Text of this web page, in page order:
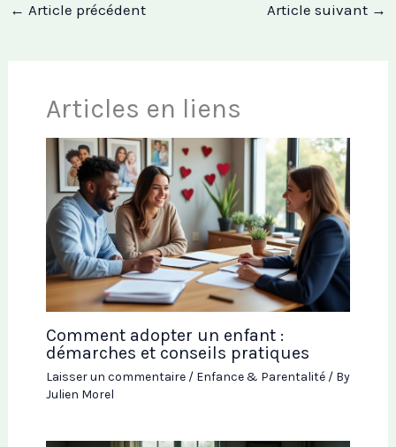
← Article précédent Article suivant →
Articles en liens
Comment adopter un enfant :
démarches et conseils pratiques
Laisser un commentaire / Enfance & Parentalité/ By
Julien Morel